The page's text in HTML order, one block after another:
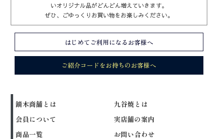
いオリジナル品がどんどん増えていきます。
ぜひ、ごゆっくりお買い物をお楽しみください。
はじめてご利用になるお客様へ
ご紹介コードをお持ちのお客様へ
鏑木商舗とは
会員について
商品一覧
九谷焼とは
実店舗の案内
お問い合わせ